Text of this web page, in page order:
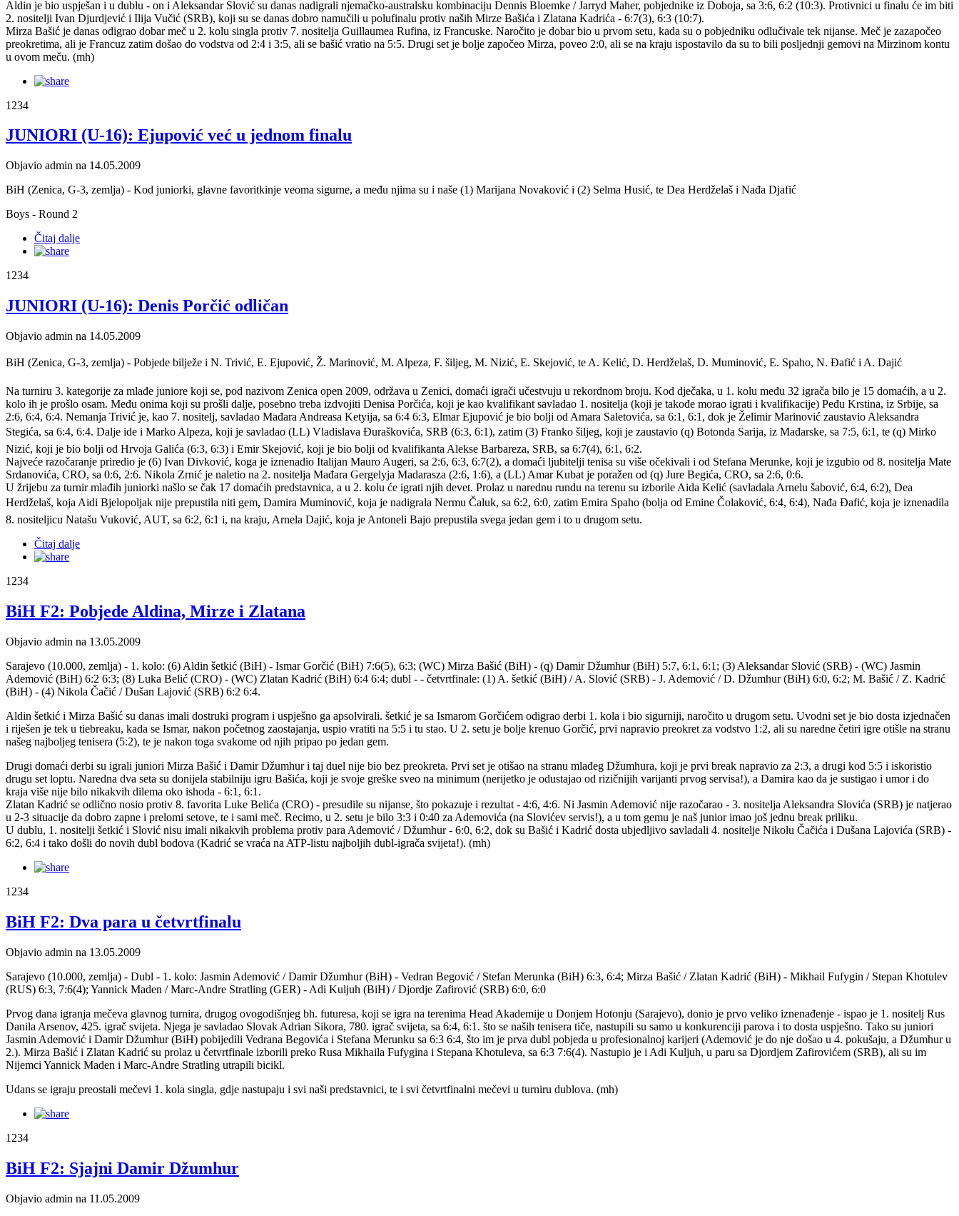
Aldin je bio uspješan i u dublu - on i Aleksandar Slović su danas nadigrali njemačko-australsku kombinaciju Dennis Bloemke / Jarryd Maher, pobjednike iz Doboja, sa 3:6, 6:2 (10:3). Protivnici u finalu će im biti
2. nositelji Ivan Djurdjević i Ilija Vučić (SRB), koji su se danas dobro namučili u polufinalu protiv naših Mirze Bašića i Zlatana Kadrića - 6:7(3), 6:3 (10:7).
Mirza Bašić je danas odigrao dobar meč u 2. kolu singla protiv 7. nositelja Guillaumea Rufina, iz Francuske. Naročito je dobar bio u prvom setu, kada su o pobjedniku odlučivale tek nijanse. Meč je zazapočeo
preokretima, ali je Francuz zatim došao do vodstva od 2:4 i 3:5, ali se bašić vratio na 5:5. Drugi set je bolje započeo Mirza, poveo 2:0, ali se na kraju ispostavilo da su to bili posljednji gemovi na Mirzinom kontu
u ovom meču. (mh)
1234
JUNIORI (U-16): Ejupović već u jednom finalu
Objavio admin na 14.05.2009
BiH (Zenica, G-3, zemlja) - Kod juniorki, glavne favoritkinje veoma sigurne, a među njima su i naše (1) Marijana Novaković i (2) Selma Husić, te Dea Herdželaš i Nađa Djafić
Boys - Round 2
Čitaj dalje
1234
JUNIORI (U-16): Denis Porčić odličan
Objavio admin na 14.05.2009
BiH (Zenica, G-3, zemlja) - Pobjede bilježe i N. Trivić, E. Ejupović, Ž. Marinović, M. Alpeza, F. šiljeg, M. Nizić, E. Skejović, te A. Kelić, D. Herdželaš, D. Muminović, E. Spaho, N. Đafić i A. Dajić
Na turniru 3. kategorije za mlađe juniore koji se, pod nazivom Zenica open 2009, održava u Zenici, domaći igrači učestvuju u rekordnom broju. Kod dječaka, u 1. kolu među 32 igrača bilo je 15 domaćih, a u 2.
kolo ih je prošlo osam. Među onima koji su prošli dalje, posebno treba izdvojiti Denisa Porčića, koji je kao kvalifikant savladao 1. nositelja (koji je takođe morao igrati i kvalifikacije) Peđu Krstina, iz Srbije, sa
2:6, 6:4, 6:4. Nemanja Trivić je, kao 7. nositelj, savladao Mađara Andreasa Ketyija, sa 6:4 6:3, Elmar Ejupović je bio bolji od Amara Saletovića, sa 6:1, 6:1, dok je Želimir Marinović zaustavio Aleksandra
Stegića, sa 6:4, 6:4. Dalje ide i Marko Alpeza, koji je savladao (LL) Vladislava Đuraškovića, SRB (6:3, 6:1), zatim (3) Franko šiljeg, koji je zaustavio (q) Botonda Sarija, iz Mađarske, sa 7:5, 6:1, te (q) Mirko
Nizić, koji je bio bolji od Hrvoja Galića (6:3, 6:3) i Emir Skejović, koji je bio bolji od kvalifikanta Alekse Barbareza, SRB, sa 6:7(4), 6:1, 6:2.
Najveće razočaranje priredio je (6) Ivan Divković, koga je iznenadio Italijan Mauro Augeri, sa 2:6, 6:3, 6:7(2), a domaći ljubitelji tenisa su više očekivali i od Stefana Merunke, koji je izgubio od 8. nositelja Mate
Srdanovića, CRO, sa 0:6, 2:6. Nikola Zrnić je naletio na 2. nositelja Mađara Gergelyja Madarasza (2:6, 1:6), a (LL) Amar Kubat je poražen od (q) Jure Begića, CRO, sa 2:6, 0:6.
U žrijebu za turnir mlađih juniorki našlo se čak 17 domaćih predstavnica, a u 2. kolu će igrati njih devet. Prolaz u narednu rundu na terenu su izborile Aida Kelić (savladala Arnelu šabović, 6:4, 6:2), Dea
Herdželaš, koja Aidi Bjelopoljak nije prepustila niti gem, Damira Muminović, koja je nadigrala Nermu Čaluk, sa 6:2, 6:0, zatim Emira Spaho (bolja od Emine Čolaković, 6:4, 6:4), Nađa Đafić, koja je iznenadila
8. nositeljicu Natašu Vuković, AUT, sa 6:2, 6:1 i, na kraju, Arnela Dajić, koja je Antoneli Bajo prepustila svega jedan gem i to u drugom setu.
Čitaj dalje
1234
BiH F2: Pobjede Aldina, Mirze i Zlatana
Objavio admin na 13.05.2009
Sarajevo (10.000, zemlja) - 1. kolo: (6) Aldin šetkić (BiH) - Ismar Gorčić (BiH) 7:6(5), 6:3; (WC) Mirza Bašić (BiH) - (q) Damir Džumhur (BiH) 5:7, 6:1, 6:1; (3) Aleksandar Slović (SRB) - (WC) Jasmin
Ademović (BiH) 6:2 6:3; (8) Luka Belić (CRO) - (WC) Zlatan Kadrić (BiH) 6:4 6:4; dubl - - četvrtfinale: (1) A. šetkić (BiH) / A. Slović (SRB) - J. Ademović / D. Džumhur (BiH) 6:0, 6:2; M. Bašić / Z. Kadrić
(BiH) - (4) Nikola Čačić / Dušan Lajović (SRB) 6:2 6:4.
Aldin šetkić i Mirza Bašić su danas imali dostruki program i uspješno ga apsolvirali. šetkić je sa Ismarom Gorčićem odigrao derbi 1. kola i bio sigurniji, naročito u drugom setu. Uvodni set je bio dosta izjednačen
i riješen je tek u tiebreaku, kada se Ismar, nakon početnog zaostajanja, uspio vratiti na 5:5 i tu stao. U 2. setu je bolje krenuo Gorčić, prvi napravio preokret za vodstvo 1:2, ali su naredne četiri igre otišle na stranu
našeg najboljeg tenisera (5:2), te je nakon toga svakome od njih pripao po jedan gem.
Drugi domaći derbi su igrali juniori Mirza Bašić i Damir Džumhur i taj duel nije bio bez preokreta. Prvi set je otišao na stranu mlađeg Džumhura, koji je prvi break napravio za 2:3, a drugi kod 5:5 i iskoristio
drugu set loptu. Naredna dva seta su donijela stabilniju igru Bašića, koji je svoje greške sveo na minimum (nerijetko je odustajao od rizičnijih varijanti prvog servisa!), a Damira kao da je sustigao i umor i do
kraja više nije bilo nikakvih dilema oko ishoda - 6:1, 6:1.
Zlatan Kadrić se odlično nosio protiv 8. favorita Luke Belića (CRO) - presudile su nijanse, što pokazuje i rezultat - 4:6, 4:6. Ni Jasmin Ademović nije razočarao - 3. nositelja Aleksandra Slovića (SRB) je natjerao
u 2-3 situacije da dobro zapne i prelomi setove, te i sami meč. Recimo, u 2. setu je bilo 3:3 i 0:40 za Ademovića (na Slovićev servis!), a u tom gemu je naš junior imao još jednu break priliku.
U dublu, 1. nositelji šetkić i Slović nisu imali nikakvih problema protiv para Ademović / Džumhur - 6:0, 6:2, dok su Bašić i Kadrić dosta ubjedljivo savladali 4. nositelje Nikolu Čačića i Dušana Lajovića (SRB) -
6:2, 6:4 i tako došli do novih dubl bodova (Kadrić se vraća na ATP-listu najboljih dubl-igrača svijeta!). (mh)
1234
BiH F2: Dva para u četvrtfinalu
Objavio admin na 13.05.2009
Sarajevo (10.000, zemlja) - Dubl - 1. kolo: Jasmin Ademović / Damir Džumhur (BiH) - Vedran Begović / Stefan Merunka (BiH) 6:3, 6:4; Mirza Bašić / Zlatan Kadrić (BiH) - Mikhail Fufygin / Stepan Khotulev
(RUS) 6:3, 7:6(4); Yannick Maden / Marc-Andre Stratling (GER) - Adi Kuljuh (BiH) / Djordje Zafirović (SRB) 6:0, 6:0
Prvog dana igranja mečeva glavnog turnira, drugog ovogodišnjeg bh. futuresa, koji se igra na terenima Head Akademije u Donjem Hotonju (Sarajevo), donio je prvo veliko iznenađenje - ispao je 1. nositelj Rus
Danila Arsenov, 425. igrač svijeta. Njega je savladao Slovak Adrian Sikora, 780. igrač svijeta, sa 6:4, 6:1. što se naših tenisera tiče, nastupili su samo u konkurenciji parova i to dosta uspješno. Tako su juniori
Jasmin Ademović i Damir Džumhur (BiH) pobijedili Vedrana Begovića i Stefana Merunku sa 6:3 6:4, što im je prva dubl pobjeda u profesionalnoj karijeri (Ademović je do nje došao u 4. pokušaju, a Džumhur u
2.). Mirza Bašić i Zlatan Kadrić su prolaz u četvrtfinale izborili preko Rusa Mikhaila Fufygina i Stepana Khotuleva, sa 6:3 7:6(4). Nastupio je i Adi Kuljuh, u paru sa Djordjem Zafirovićem (SRB), ali su im
Nijemci Yannick Maden i Marc-Andre Stratling utrapili bicikl.
Udans se igraju preostali mečevi 1. kola singla, gdje nastupaju i svi naši predstavnici, te i svi četvrtfinalni mečevi u turniru dublova. (mh)
1234
BiH F2: Sjajni Damir Džumhur
Objavio admin na 11.05.2009